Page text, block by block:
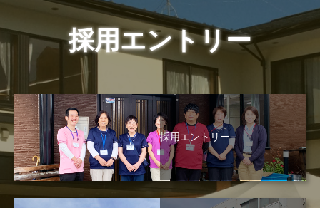
採用エントリー
採用エントリー